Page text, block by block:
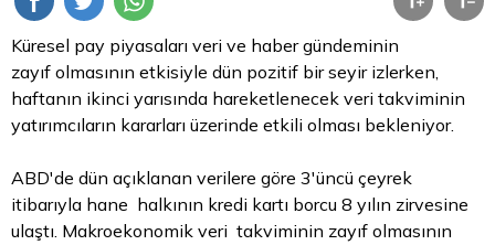
Küresel pay piyasaları veri ve haber gündeminin
zayıf olmasının etkisiyle dün pozitif bir seyir izlerken,
haftanın ikinci yarısında hareketlenecek veri takviminin
yatırımcıların kararları üzerinde etkili olması bekleniyor.
ABD'de dün açıklanan verilere göre 3'üncü çeyrek
itibarıyla hane halkının kredi kartı borcu 8 yılın zirvesine
ulaştı. Makroekonomik veri takviminin zayıf olmasının